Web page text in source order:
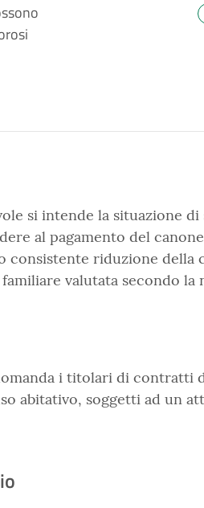
si intende la situazione di
al pagamento del
consistente riduzione della
valutata secondo la
i titolari di contratti
abitativo, soggetti ad un